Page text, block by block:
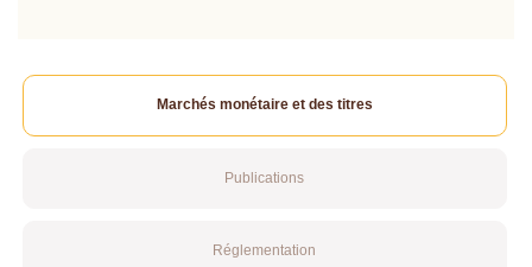
Marchés monétaire et des titres
Publications
Réglementation